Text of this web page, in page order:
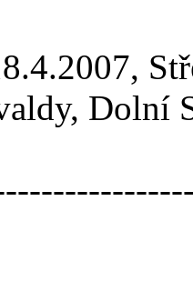
Dolní